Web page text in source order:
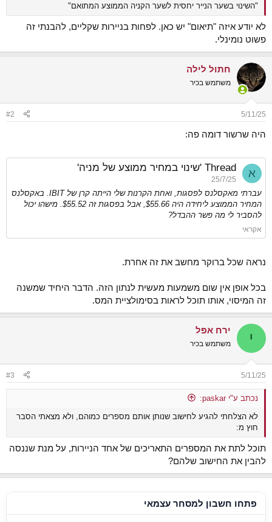
"השינוי בשער הנייר יחסית לשער הקניה הממוצע המתואם"
לא יודע איזה "תיאום" יש כאן. לפחות בניירות שקליים, להבנתי זה
פשוט נומינלי.
חתול לילה
משתמש בכיר
5/11/25
#2
היה שרשור דומה פה:
א Thread 'שינוי במחיר ממוצע של מניה'
25/7/25
עברתי מאקסלנס לפסגות, ואחת הקרנות שלי הייתה קרן של IBIT. באקסלנס
המחיר הממוצע ליחידה היה $55.66, אבל בפסגות זה $55.52. מישהו יכול
להסביר לי מה פשר ההבדל?
אקראי
נראה שכל ברוקר מחשב את זה אחרת.
בכל אופן אין שום משמעות מעשית לנתון הזה. הדבר היחיד שמשנה
זה המיסוי, אותו תוכל לראות בסימולציית המס.
י ירח אפל
משתמש בכיר
5/11/25
#3
נכתב ע"י paskar:
לא הצלחתי להגיע לחישוב שנותן אותם מספרים כמוהם, ולא מצאתי הסבר
חוץ מ:
תוכל לתת את המספרים התאריכים של אחד הניירות, על מנת שננסה
להבין את החישוב שלהם?
פתחו חשבון למסחר עצמאי